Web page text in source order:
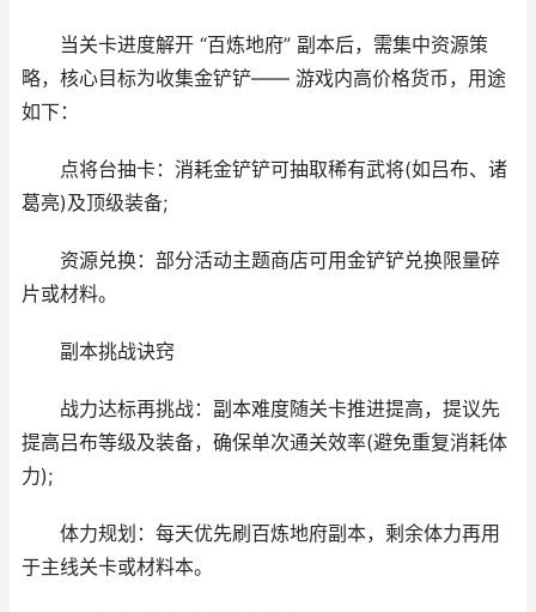
当关卡进度解开 “百炼地府” 副本后，需集中资源策
略，核心目标为收集金铲铲—— 游戏内高价格货币，用途
如下：
点将台抽卡：消耗金铲铲可抽取稀有武将(如吕布、诸
葛亮)及顶级装备;
资源兑换：部分活动主题商店可用金铲铲兑换限量碎
片或材料。
副本挑战诀窍
战力达标再挑战：副本难度随关卡推进提高，提议先
提高吕布等级及装备，确保单次通关效率(避免重复消耗体
力);
体力规划：每天优先刷百炼地府副本，剩余体力再用
于主线关卡或材料本。